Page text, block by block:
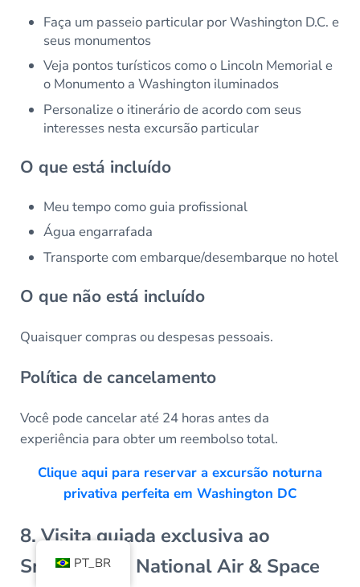
Faça um passeio particular por Washington D.C. e
seus monumentos
Veja pontos turísticos como o Lincoln Memorial e
o Monumento a Washington iluminados
Personalize o itinerário de acordo com seus
interesses nesta excursão particular
O que está incluído
Meu tempo como guia profissional
Água engarrafada
Transporte com embarque/desembarque no hotel
O que não está incluído
Quaisquer compras ou despesas pessoais.
Política de cancelamento
Você pode cancelar até 24 horas antes da
experiência para obter um reembolso total.
Clique aqui para reservar a excursão noturna
privativa perfeita em Washington DC
8. Visita guiada exclusiva ao
Smithsonian National Air & Space
PT_BR